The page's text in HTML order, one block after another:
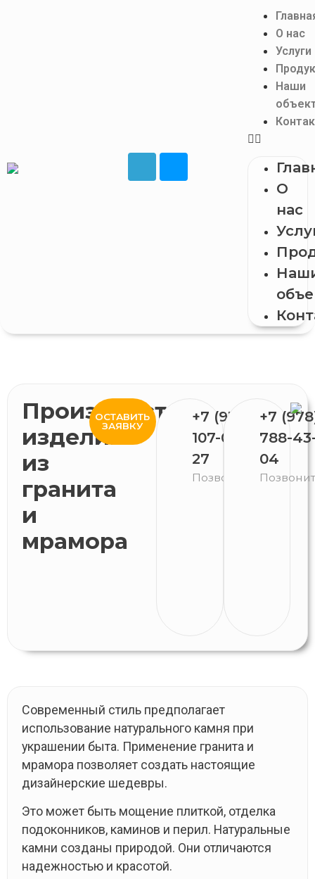
О нас
Услуги
Наши
О
нас
Производство
изделий
из
гранита
и
мрамора
ОСТАВИТЬ
ЗАЯВКУ
+7 (978)
107-06-
27
Позвонить
+7
788-
04
Современный стиль предполагает
использование натурального камня при
украшении быта. Применение гранита и
мрамора позволяет создать настоящие
дизайнерские шедевры.
Это может быть мощение плиткой, отделка
подоконников, каминов и перил. Натуральные
камни созданы природой. Они отличаются
надежностью и красотой.